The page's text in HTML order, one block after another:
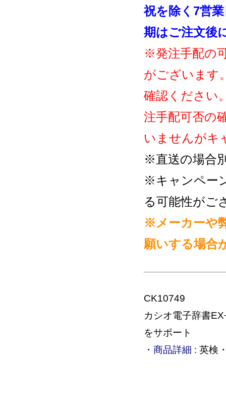
祝を除く7営
期はご注文後
※発注手配の
がございます
確認ください
注手配可否の
いませんがキ
※直送の場合
※キャンペー
る可能性がご
※メーカーや
願いする場合
CK10749
カシオ電子辞書
をサポート
・商品詳細 : 英検